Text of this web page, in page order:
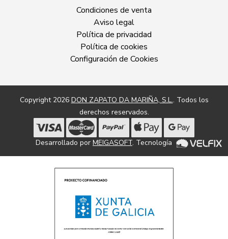
Condiciones de venta
Aviso legal
Política de privacidad
Política de cookies
Configuración de Cookies
Copyright 2026 DON ZAPATO DA MARIÑA, S.L.. Todos los
derechos reservados.
Desarrollado por MEIGASOFT. Tecnología